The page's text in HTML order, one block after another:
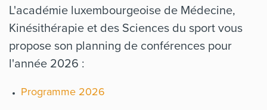
L'académie luxembourgeoise de Médecine,
Kinésithérapie et des Sciences du sport vous
propose son planning de conférences pour
l'année 2026 :
Programme 2026